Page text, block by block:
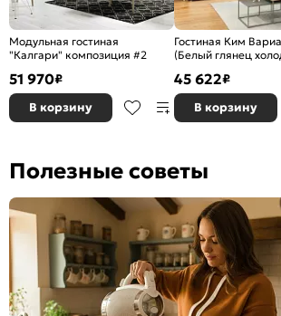
Модульная гостиная
"Калгари" композиция #2
51 970₽
В корзину
Гостиная Ким
(Белый глянец
45 622₽
В корзину
Полезные советы